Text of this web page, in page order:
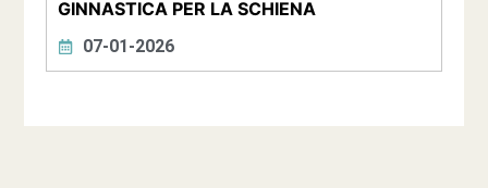
GINNASTICA PER LA SCHIENA
07-01-2026